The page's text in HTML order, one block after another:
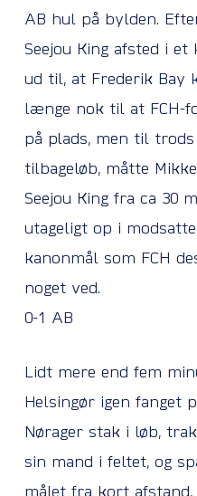
AB hul på bylden.
Seejou King afsted i
ud til, at Frederik Bay
længe nok til at FCH-
på plads, men til
tilbageløb, måtte
Seejou King fra ca 30
utageligt op i
kanonmål som FCH
noget ved.
0-1 AB
Lidt mere end fem
Helsingør igen fanget
Nørager stak i løb,
sin mand i feltet, og
målet fra kort